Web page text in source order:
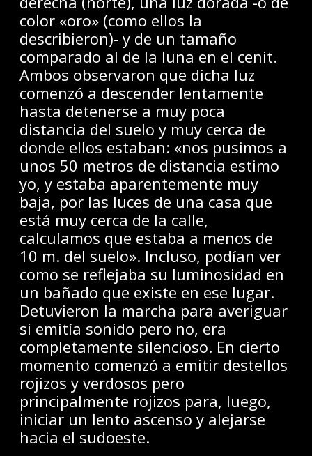
color «oro» (como ellos la
describieron)- y de un tamaño
comparado al de la luna en el cenit.
Ambos observaron que dicha luz
comenzó a descender lentamente
hasta detenerse a muy poca
distancia del suelo y muy cerca de
donde ellos estaban: «nos pusimos a
unos 50 metros de distancia estimo
yo, y estaba aparentemente muy
baja, por las luces de una casa que
está muy cerca de la calle,
calculamos que estaba a menos de
10 m. del suelo». Incluso, podían ver
como se reflejaba su luminosidad en
un bañado que existe en ese lugar.
Detuvieron la marcha para averiguar
si emitía sonido pero no, era
completamente silencioso. En cierto
momento comenzó a emitir destellos
rojizos y verdosos pero
principalmente rojizos para, luego,
iniciar un lento ascenso y alejarse
hacia el sudoeste.